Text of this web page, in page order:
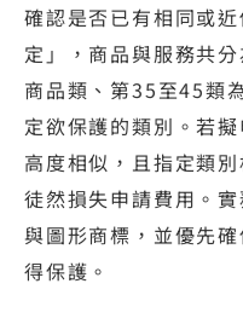
確認是否已有相同或
定」，商品與服務共分
商品類、第35至45類
定欲保護的類別。若
高度相似，且指定類
徒然損失申請費用。
與圖形商標，並優先
得保護。